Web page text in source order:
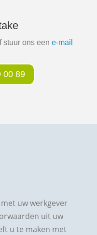
stuur ons eene-mail
00 89
uw werkgever
uit uw
u te maken met